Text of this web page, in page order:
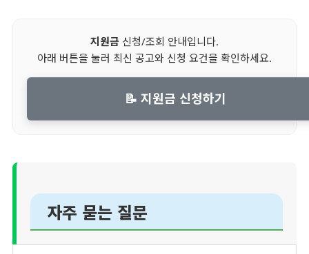
지원금 신청/조회 안내입니다.
아래 버튼을 눌러 최신 공고와 신청 요건을 확인하세요.
📝 지원금 신청하기
자주 묻는 질문